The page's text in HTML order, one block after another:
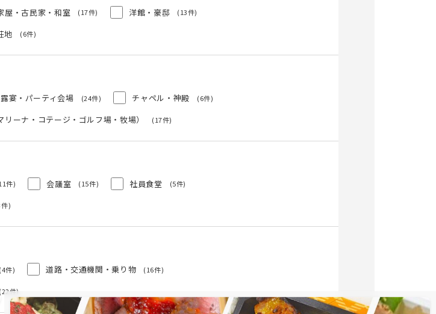
屋・古民家・和室 (17件) 洋館・豪邸 (13件)
地 (6件)
宴・パーティ会場 (24件) チャペル・神殿 (6件)
リーナ・コテージ・ゴルフ場・牧場） (17件)
件) 会議室 (15件) 社員食堂 (5件)
)
(4件) 道路・交通機関・乗り物 (16件)
(22件)